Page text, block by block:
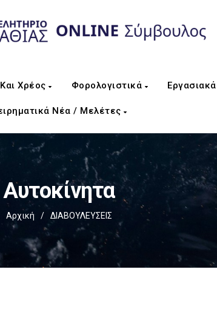
Χρέος Φορολογιστικά
Νέα / Μελέτες
Αυτοκίνητα
Αρχική / ΔΙΑΒΟΥΛΕΥΣΕΙΣ